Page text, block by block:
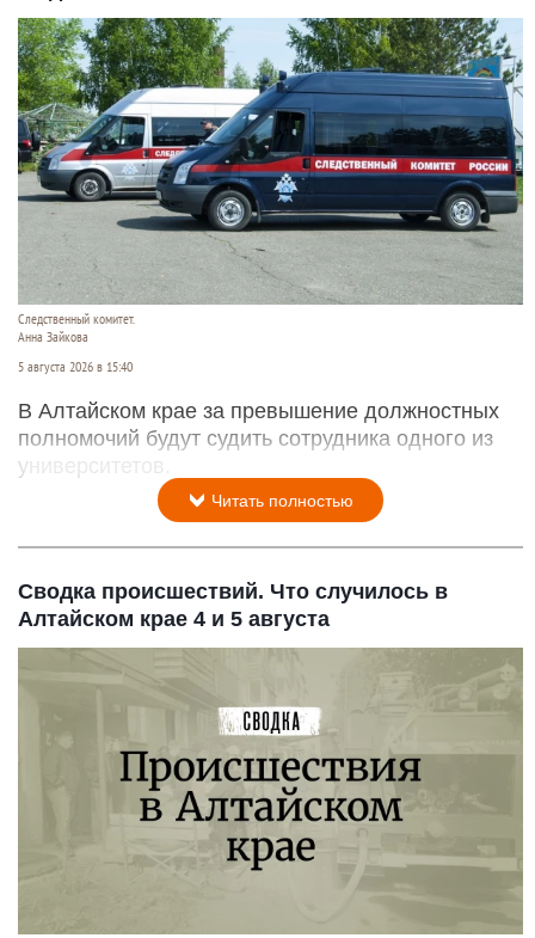
Следственный комитет.
Анна Зайкова
5 августа 2026 в 15:40
В Алтайском крае за превышение должностных
полномочий будут судить сотрудника одного из
университетов.
Читать полностью
Сводка происшествий. Что случилось в
Алтайском крае 4 и 5 августа